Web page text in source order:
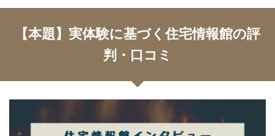
【本題】実体験に基づく住宅情報館の評
判・口コミ